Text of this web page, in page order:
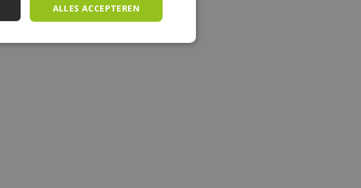
ALLES ACCEPTEREN